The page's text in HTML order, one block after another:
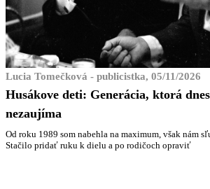
Lucia Tomečková - publicistka, 05/11/2026
Husákove deti: Generácia, ktorá
nezaujíma
Od roku 1989 som nabehla na maximum, však nám
Stačilo pridať ruku k dielu a po rodičoch opraviť